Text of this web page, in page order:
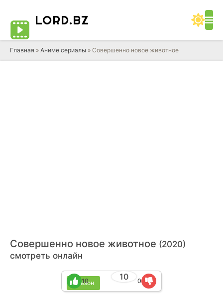
LORD.BZ
Главная » Аниме сериалы » Совершенно новое животное
Совершенно новое животное (2020)
смотреть онлайн
1 сезон
10
10 0